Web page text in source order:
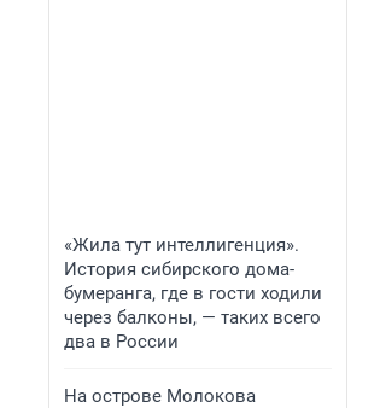
«Жила тут интеллигенция».
История сибирского дома-
бумеранга, где в гости ходили
через балконы, — таких всего
два в России
На острове Молокова